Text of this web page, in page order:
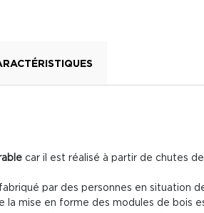
car il est réalisé à partir de chutes
par des personnes en situation
la mise en forme des modules de bois